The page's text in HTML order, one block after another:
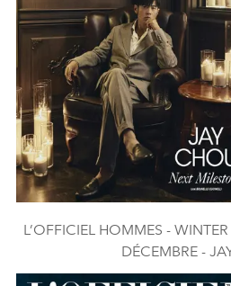
L’OFFICIEL HOMMES -
DÉCEMBRE -